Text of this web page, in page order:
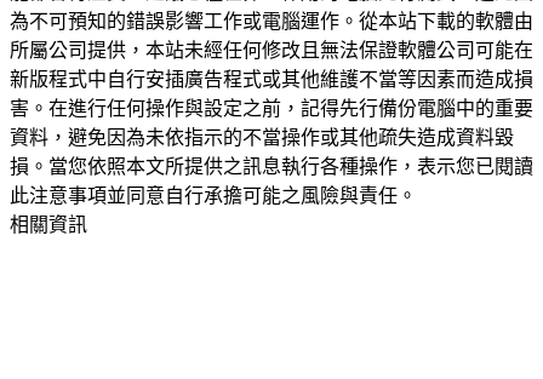
為不可預知的錯誤影響工作或電腦運作。從本站下載的軟體由
所屬公司提供，本站未經任何修改且無法保證軟體公司可能在
新版程式中自行安插廣告程式或其他維護不當等因素而造成損
害。在進行任何操作與設定之前，記得先行備份電腦中的重要
資料，避免因為未依指示的不當操作或其他疏失造成資料毀
損。當您依照本文所提供之訊息執行各種操作，表示您已閱讀
此注意事項並同意自行承擔可能之風險與責任。
相關資訊